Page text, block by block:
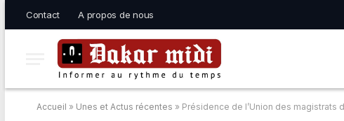
Contact A propos de nous
Accueil » Unes et Actus récentes » Présidence de l’Union des